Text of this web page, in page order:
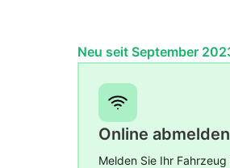
Neu seit September
Online abmelden
Melden Sie Ihr